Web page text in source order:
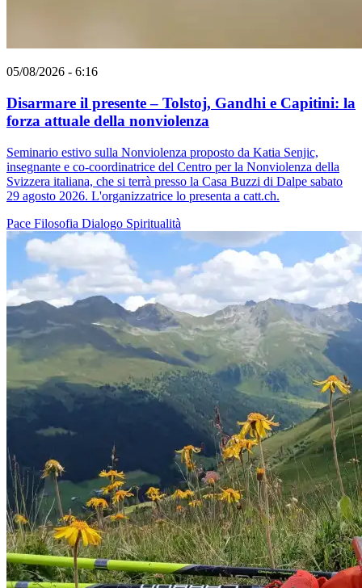
05/08/2026 - 6:16
Disarmare il presente – Tolstoj, Gandhi e Capitini: la
forza attuale della nonviolenza
Seminario estivo sulla Nonviolenza proposto da Katia Senjic,
insegnante e co-coordinatrice del Centro per la Nonviolenza della
Svizzera italiana, che si terrà presso la Casa Buzzi di Dalpe sabato
29 agosto 2026. L'organizzatrice lo presenta a catt.ch.
Pace Filosofia Dialogo Spiritualità